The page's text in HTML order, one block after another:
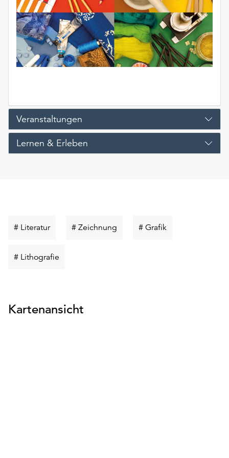
Veranstaltungen
Lernen & Erleben
# LiteraturSchlüsselwort
# Zeichnung Schlüsselwort
# GrafikSchlüsselwort
# Lithografie
Kartenansicht